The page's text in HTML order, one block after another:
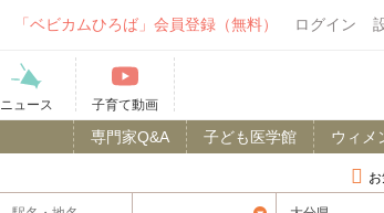
「ベビカムひろば」会員登録（無料） ログイン
ニュース 子育て動画
ウィメ
子ども医学館
専門家Q&A